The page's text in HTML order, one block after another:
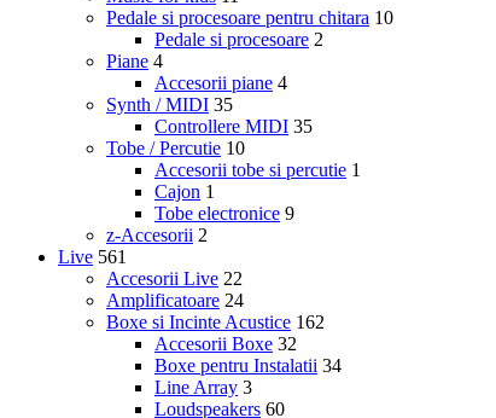
Pedale si procesoare pentru chitara 10
Pedale si procesoare 2
Piane 4
Accesorii piane 4
Synth / MIDI 35
Controllere MIDI 35
Tobe / Percutie 10
Accesorii tobe si percutie 1
Cajon 1
Tobe electronice 9
z-Accesorii 2
Live 561
Accesorii Live 22
Amplificatoare 24
Boxe si Incinte Acustice 162
Accesorii Boxe 32
Boxe pentru Instalatii 34
Line Array 3
Loudspeakers 60